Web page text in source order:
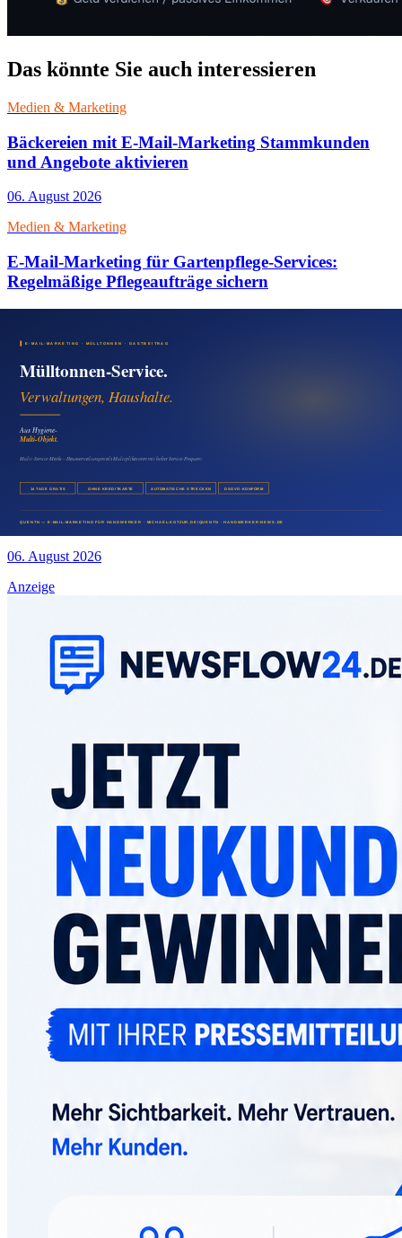
Das könnte Sie auch interessieren
Medien & Marketing
Bäckereien mit E-Mail-Marketing Stammkunden
und Angebote aktivieren
06. August 2026
Medien & Marketing
E-Mail-Marketing für Gartenpflege-Services:
Regelmäßige Pflegeaufträge sichern
Medien & Marketing
Pizzeria Pressemitteilung für regionale Sichtbarkeit
nutzen
06. August 2026
Medien & Marketing
Gäste gewinnen
06. August 2026
Anzeige